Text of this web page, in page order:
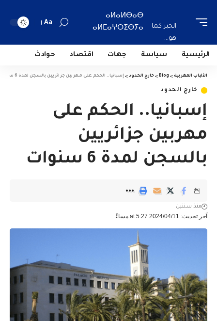
الخبر كما
هو...
ⴰⵍⴰⵍⴱⴰⴱ
ⴰⵍⵎⴰⵖⵔⵉⴱⵢⴰ
Aa
الرئيسية سياسة جهات اقتصاد حوادث
الألباب المغربية >
Blog
> خارج الحدود > إسبانيا.. الحكم على مهربين جزائريين بالسجن لمدة 6 سنوات
خارج الحدود
إسبانيا.. الحكم على
مهربين جزائريين
بالسجن لمدة 6 سنوات
آخر تحديث: 2024/04/11 at 5:27 مساءً
منذ سنتين